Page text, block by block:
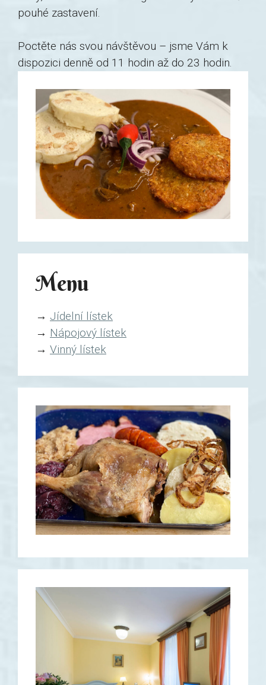
pouhé zastavení.
Poctěte nás svou návštěvou – jsme Vám k
dispozici denně od 11 hodin až do 23 hodin.
Menu
→ Jídelní lístek
→ Nápojový lístek
→ Vinný lístek